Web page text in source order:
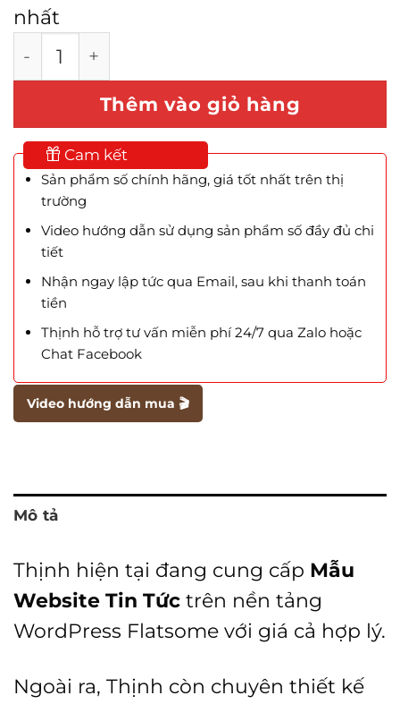
nhất
Mẫu Website Tin Tức số lượng
Thêm vào giỏ hàng
Cam kết
Sản phẩm số chính hãng, giá tốt nhất trên thị
trường
Video hướng dẫn sử dụng sản phẩm số đầy đủ chi
tiết
Nhận ngay lập tức qua Email, sau khi thanh toán
tiền
Thịnh hỗ trợ tư vấn miễn phí 24/7 qua Zalo hoặc
Chat Facebook
Video hướng dẫn mua 🎬
Mô tả
Thịnh hiện tại đang cung cấp Mẫu
Website Tin Tức trên nền tảng
WordPress Flatsome với giá cả hợp lý.
Ngoài ra, Thịnh còn chuyên thiết kế